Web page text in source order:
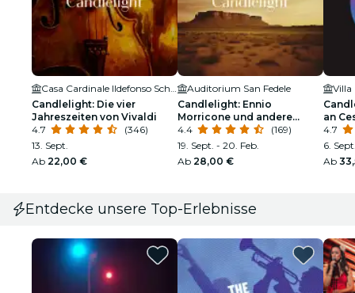
Candlelight: Die vier
Jahreszeiten von Vivaldi
4.7
(346)
13. Sept.
Ab 22,00 €
Auditorium San Fedele
Candlelight: Ennio
Morricone und andere
Filmmusiken
4.4
(169)
19. Sept. - 20. Feb.
Ab 28,00 €
Villa
an
4.7
6.
Ab
Entdecke unsere Top-Erlebnisse